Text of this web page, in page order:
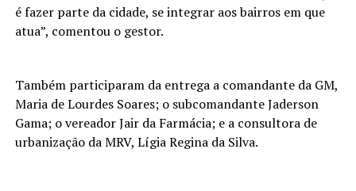
é fazer parte da cidade, se integrar aos bairros em que
atua”, comentou o gestor.
Também participaram da entrega a comandante da GM,
Maria de Lourdes Soares; o subcomandante Jaderson
Gama; o vereador Jair da Farmácia; e a consultora de
urbanização da MRV, Lígia Regina da Silva.